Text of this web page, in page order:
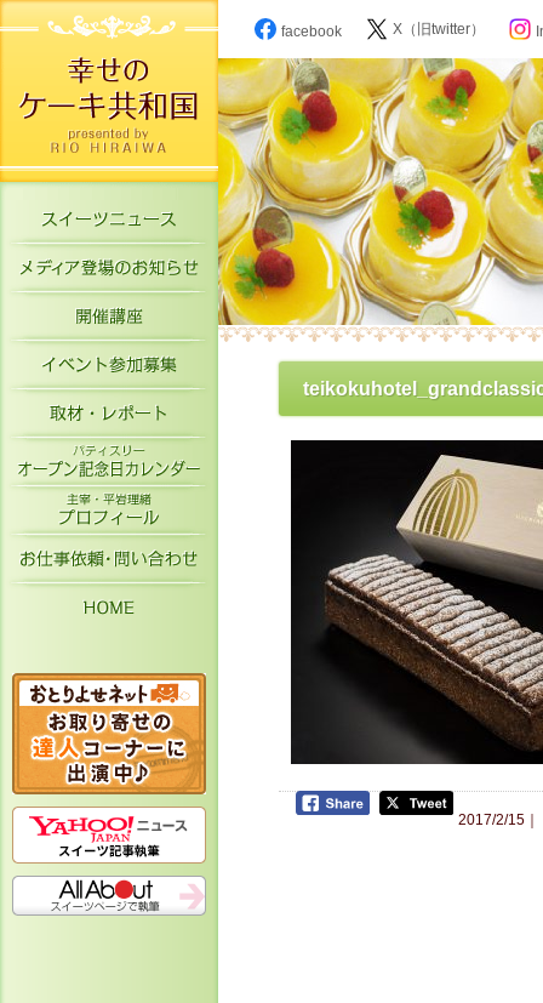
スイーツニュース
メディア登場のお知らせ
開催講座
イベント参加募集
パティスリーオープン記念日カレン
主宰・平岩理緒プロフィール
お仕事依頼・お問い合わせ
facebook X（旧twitter）
2017/2/15｜